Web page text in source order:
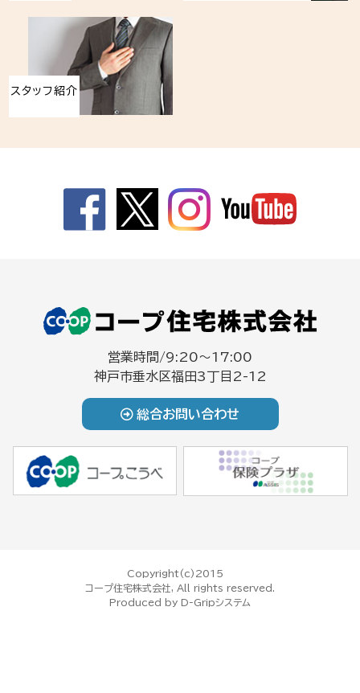
スタッフ紹介
営業時間/9:20～17:00
神戸市垂水区福田3丁目2-12
総合お問い合わせ
Copyright(c)2015
コープ住宅株式会社, All rights reserved.
Produced by D-Gripシステム